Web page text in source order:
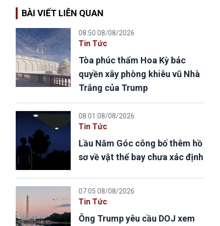
BÀI VIẾT LIÊN QUAN
08:50 08/08/2026
Tin Tức
Tòa phúc thẩm Hoa Kỳ bác
quyền xây phòng khiêu vũ Nhà
Trắng của Trump
08:01 08/08/2026
Tin Tức
Lầu Năm Góc công bố thêm hồ
sơ về vật thể bay chưa xác định
07:05 08/08/2026
Tin Tức
Ông Trump yêu cầu DOJ xem